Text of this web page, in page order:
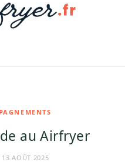
au Airfryer
13 AOÛT 2025